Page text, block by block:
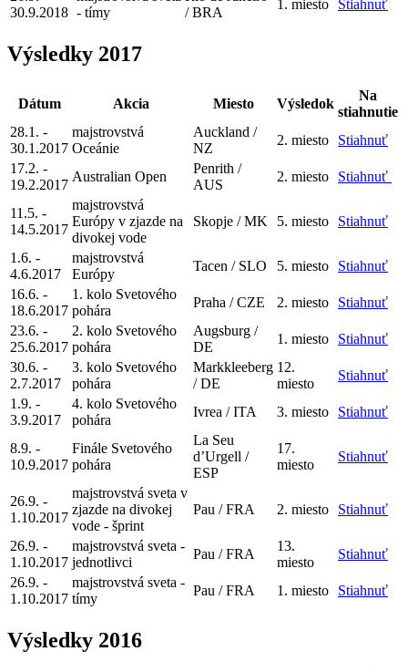
30.9.2018 - tímy
/ BRA
1. miesto Stiahnuť
Výsledky 2017
Dátum Akcia Miesto Výsledok
Na
stiahnutie
28.1. -
30.1.2017
majstrovstvá
Oceánie
Auckland /
NZ
2. miesto
Stiahnuť
17.2. -
19.2.2017
Australian Open
Penrith /
AUS
2. miesto Stiahnuť
11.5. -
14.5.2017
majstrovstvá
Európy v zjazde na
divokej vode
Skopje / MK 5. miesto Stiahnuť
1.6. -
4.6.2017
majstrovstvá
Európy
Tacen / SLO 5. miesto
Stiahnuť
16.6. -
18.6.2017
1. kolo Svetového
pohára
Praha / CZE 2. miesto
Stiahnuť
23.6. -
25.6.2017
2. kolo Svetového
pohára
Augsburg /
DE
1. miesto
Stiahnuť
30.6. -
2.7.2017
3. kolo Svetového
pohára
Markkleeberg
/ DE
12.
miesto
Stiahnuť
1.9. -
3.9.2017
4. kolo Svetového
pohára
Ivrea / ITA 3. miesto Stiahnuť
8.9. -
10.9.2017
Finále Svetového
pohára
La Seu
d’Urgell /
ESP
17.
miesto
Stiahnuť
26.9. -
1.10.2017
majstrovstvá sveta v
zjazde na divokej
vode - šprint
Pau / FRA 2. miesto Stiahnuť
26.9. -
1.10.2017
majstrovstvá sveta -
jednotlivci
Pau / FRA
13.
miesto
Stiahnuť
26.9. -
1.10.2017
majstrovstvá sveta -
tímy
Pau / FRA 1. miesto Stiahnuť
Výsledky 2016